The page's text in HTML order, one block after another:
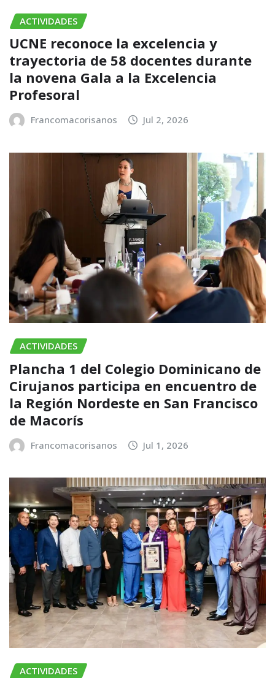
ACTIVIDADES
UCNE reconoce la excelencia y
trayectoria de 58 docentes durante
la novena Gala a la Excelencia
Profesoral
Francomacorisanos Jul 2, 2026
ACTIVIDADES
Plancha 1 del Colegio Dominicano de
Cirujanos participa en encuentro de
la Región Nordeste en San Francisco
de Macorís
Francomacorisanos Jul 1, 2026
ACTIVIDADES